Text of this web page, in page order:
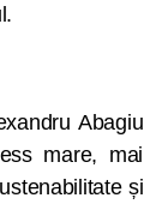
Abagiu
mare, mai
și